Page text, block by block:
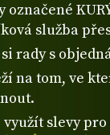
označené
služba
rady s
na tom, ve
využít slevy